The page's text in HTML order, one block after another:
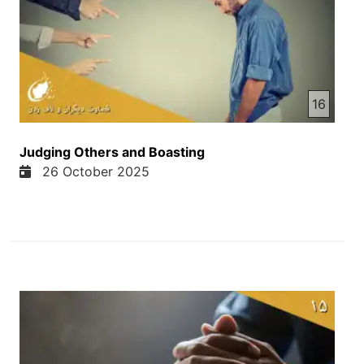
شما قاطی نکنین. و بعد از همه پروتستان هایی به نام
اتراز خود را نشان داد در مقابل اعمال کلیس های
کاتولیک داشت در همون زمان. و امروز به نام روز
اصلاحات یا ریفورمیشن ده یاد میشه. خب امروز
پروتستانیزم یا پروتستان ها یک شاخه مهم مسیحیت
هست مانند دیگر شاخه ها مانند کاتولیک ها یا آرتادکس
های روسی یا شرقی و غربی. ولی مهم در این بود که
خود مارتن لوتر هدفش این بود که او میگفت کتاب
مقدس بر هر چیز مرجعیت داره یعنی بالاتر از هر چیز
در قلب خود ایمان بیاره که ایسای مسیح خداوند است و
در زبان خود اقرار کنه که او خداوند است و ایمان داشته
باشه که ایسای مسیح بخاطر نجات انسان ها در این دنیا
آمد او نجات پیدا میکنه. یعنی این دو موضوع مهم مارتین
16
Judging Others and Boasting
26 October 2025